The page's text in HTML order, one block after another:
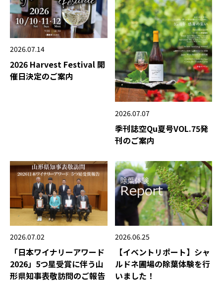
2026.07.14
2026 Harvest Festival 開
催日決定のご案内
2026.07.07
季刊誌空Qu夏号VOL.75発
刊のご案内
2026.07.02
「日本ワイナリーアワード
2026」5つ星受賞に伴う山
形県知事表敬訪問のご報告
2026.06.25
【イベントリポート】シャ
ルドネ圃場の除葉体験を行
いました！